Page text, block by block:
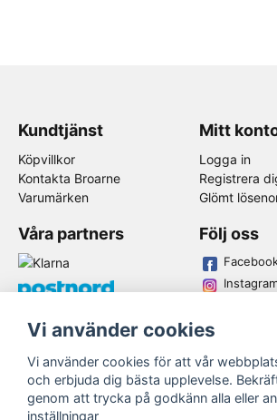
Kundtjänst
Köpvillkor
Kontakta Broarne
Varumärken
Mitt
Logga in
Registrera
Glömt
Våra partners Följ oss
© Copyright
Vi använder cookies
Vi använder cookies för att vår
och erbjuda dig bästa upplevelse.
genom att trycka på godkänn alla eller
inställningar